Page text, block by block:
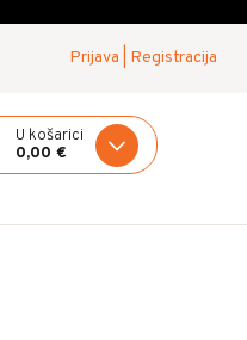
Prijava | Registracija
U košarici
0,00 €